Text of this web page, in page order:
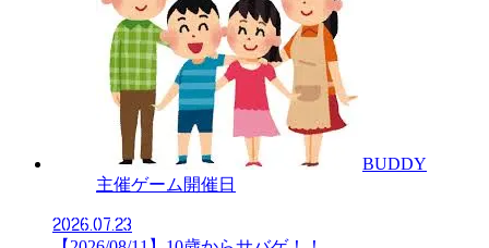
BUDDY
主催ゲーム開催日
2026.07.23